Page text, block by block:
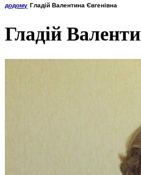
додому Гладій Валентина Євгенівна
Гладій